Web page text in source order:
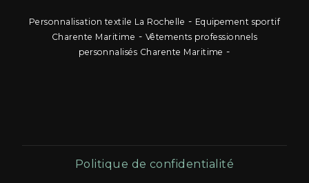
Personnalisation textile La Rochelle - Equipement sportif
Charente Maritime - Vêtements professionnels
personnalisés Charente Maritime -
Politique de confidentialité